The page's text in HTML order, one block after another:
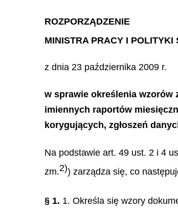
ROZPORZĄDZENIE
MINISTRA PRACY I POLITYKI
z dnia 23 października 2009 r.
w sprawie określenia wzorów
imiennych raportów
korygujących, zgłoszeń
Na podstawie art. 49 ust. 2 i 4
zm.2)) zarządza się, co
§ 1. 1. Określa się wzory